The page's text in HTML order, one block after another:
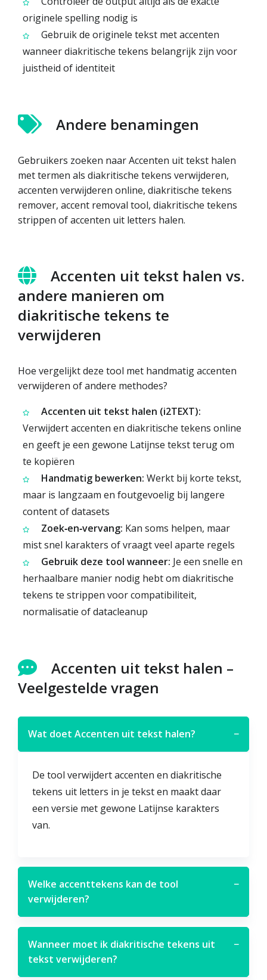
originele spelling nodig is
Gebruik de originele tekst met accenten
wanneer diakritische tekens belangrijk zijn voor
juistheid of identiteit
Andere benamingen
Gebruikers zoeken naar Accenten uit tekst halen
met termen als diakritische tekens verwijderen,
accenten verwijderen online, diakritische tekens
remover, accent removal tool, diakritische tekens
strippen of accenten uit letters halen.
Accenten uit tekst halen vs.
andere manieren om
diakritische tekens te
verwijderen
Hoe vergelijkt deze tool met handmatig accenten
verwijderen of andere methodes?
Accenten uit tekst halen (i2TEXT):
Verwijdert accenten en diakritische tekens online
en geeft je een gewone Latijnse tekst terug om
te kopiëren
Handmatig bewerken: Werkt bij korte tekst,
maar is langzaam en foutgevoelig bij langere
content of datasets
Zoek‑en‑vervang: Kan soms helpen, maar
mist snel karakters of vraagt veel aparte regels
Gebruik deze tool wanneer: Je een snelle en
herhaalbare manier nodig hebt om diakritische
tekens te strippen voor compatibiliteit,
normalisatie of datacleanup
Accenten uit tekst halen –
Veelgestelde vragen
Wat doet Accenten uit tekst halen? −
De tool verwijdert accenten en diakritische
tekens uit letters in je tekst en maakt daar
een versie met gewone Latijnse karakters
van.
Welke accenttekens kan de tool
verwijderen?
−
Wanneer moet ik diakritische tekens uit
tekst verwijderen?
−